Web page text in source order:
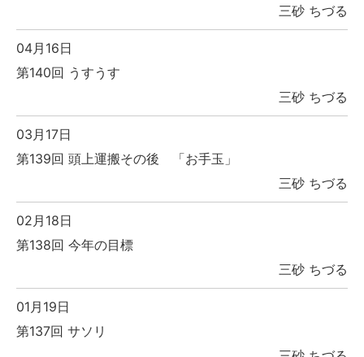
三砂 ちづる
04月16日
第140回 うすうす
三砂 ちづる
03月17日
第139回 頭上運搬その後 「お手玉」
三砂 ちづる
02月18日
第138回 今年の目標
三砂 ちづる
01月19日
第137回 サソリ